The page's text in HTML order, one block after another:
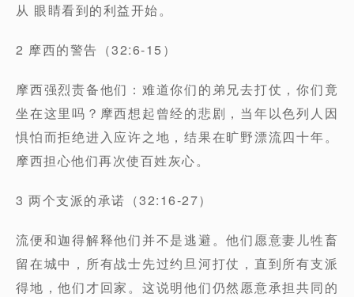
从 眼睛看到的利益开始。
2 摩西的警告（32:6-15）
摩西强烈责备他们：难道你们的弟兄去打仗，你们竟
坐在这里吗？摩西想起曾经的悲剧，当年以色列人因
惧怕而拒绝进入应许之地，结果在旷野漂流四十年。
摩西担心他们再次使百姓灰心。
3 两个支派的承诺（32:16-27）
流便和迦得解释他们并不是逃避。他们愿意妻儿牲畜
留在城中， 所有战士先过约旦河打仗 ，直到所有支派
得地，他们才回家。这说明他们仍然愿意承担共同的